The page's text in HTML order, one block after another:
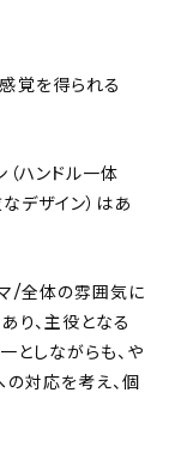
覚を得られる
ハンドル一体
デザイン）はあ
/全体の雰囲気に
り、主役となる
としながらも、や
の対応を考え、個